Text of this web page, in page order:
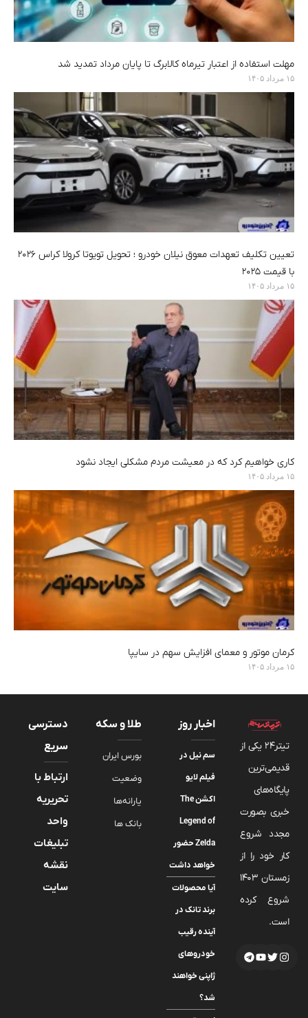
مهلت استفاده از اعتبار تیرماه کالابرگ تا پایان مرداد تمدید شد
۱۵ مرداد ۱۴۰۵
تعیین تکلیف تعهدات معوق نیلان خودرو ؛ تحویل تویوتا کرولا کراس ۲۰۲۶
با قیمت ۲۰۲۵
۱۵ مرداد ۱۴۰۵
کاری خواهیم کرد که در معیشت مردم مشکلی ایجاد نشود
۱۵ مرداد ۱۴۰۵
کرمان موتور و معمای افزایش سهم در سایپا
۱۵ مرداد ۱۴۰۵
تیتر24 یکی از
قدیمی‌ترین
پایگاه‌های
خبری بصورت
مجدد شروع
کار خود را از
زمستان 1403
شروع کرده
است.
اخبار روز
سم نیل در
فیلم لایو
اکشن The
Legend of
Zelda حضور
خواهد داشت
آیا محصولات
برند تانک در
آینده رقیب
خودروهای
ژاپنی خواهند
شد؟
طلا و سکه
بورس ایران
وضعیت
یارانه‌ها
بانک ها
دسترسی
سریع
ارتباط با
تحریریه
واحد
تبلیغات
نقشه
سایت